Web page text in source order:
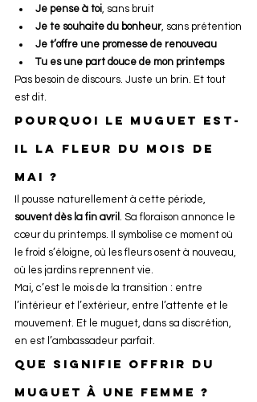
Je pense à toi, sans bruit
Je te souhaite du bonheur, sans prétention
Je t’offre une promesse de renouveau
Tu es une part douce de mon printemps
Pas besoin de discours. Juste un brin. Et tout
est dit.
Pourquoi le muguet est-
il la fleur du mois de
mai ?
Il pousse naturellement à cette période,
souvent dès la fin avril . Sa floraison annonce le
cœur du printemps. Il symbolise ce moment où
le froid s’éloigne, où les fleurs osent à nouveau,
où les jardins reprennent vie.
Mai, c’est le mois de la transition : entre
l’intérieur et l’extérieur, entre l’attente et le
mouvement. Et le muguet, dans sa discrétion,
en est l’ambassadeur parfait.
Que signifie offrir du
muguet à une femme ?